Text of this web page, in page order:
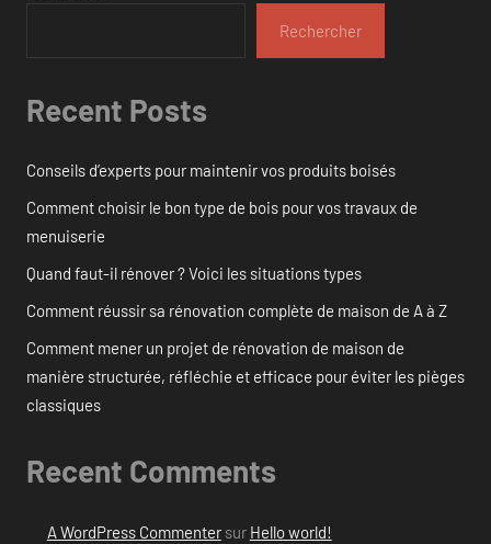
Rechercher
Recent Posts
Conseils d’experts pour maintenir vos produits boisés
Comment choisir le bon type de bois pour vos travaux de
menuiserie
Quand faut-il rénover ? Voici les situations types
Comment réussir sa rénovation complète de maison de A à Z
Comment mener un projet de rénovation de maison de
manière structurée, réfléchie et efficace pour éviter les pièges
classiques
Recent Comments
A WordPress Commentersur Hello world!